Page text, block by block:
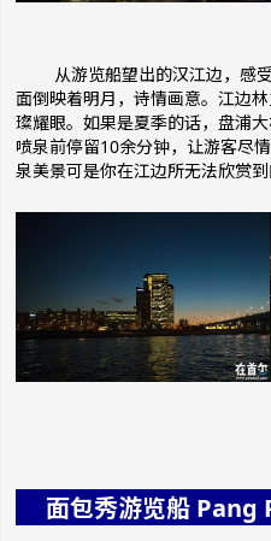
从游览船望出的汉江边，感
面倒映着明月，诗情画意。江边
璨耀眼。如果是夏季的话，盘浦
喷泉前停留10余分钟，让游客尽
泉美景可是你在江边所无法欣赏到
面包秀游览船 Pang